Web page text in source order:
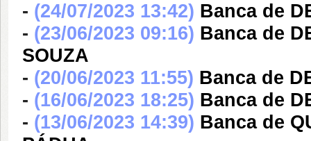
- (24/07/2023 13:42) Banca de
- (23/06/2023 09:16) Banca de
SOUZA
- (20/06/2023 11:55) Banca de
- (16/06/2023 18:25) Banca de
- (13/06/2023 14:39) Banca de